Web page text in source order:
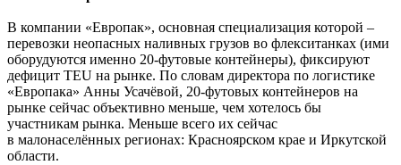
В компании «Европак», основная специализация которой –
перевозки неопасных наливных грузов во флекситанках (ими
оборудуются именно 20-футовые контейнеры), фиксируют
дефицит TEU на рынке. По словам директора по логистике
«Европака» Анны Усачёвой, 20-футовых контейнеров на
рынке сейчас объективно меньше, чем хотелось бы
участникам рынка. Меньше всего их сейчас
в малонаселённых регионах: Красноярском крае и Иркутской
области.